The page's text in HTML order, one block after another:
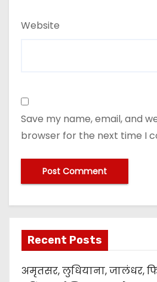
Website
Save my name, email, and
browser for the next time I
Recent Posts
अमृतसर, लुधियाना, जालंधर,